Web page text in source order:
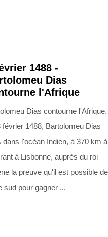
1488 -
Dias
l'Afrique
Dias contourne l'Afrique.
février 1488, Bartolomeu Dias
l'océan Indien, à 370 km à
à Lisbonne, auprès du roi
la preuve qu'il est possible de
sud pour gagner ...